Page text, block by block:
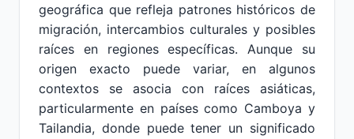
geográfica que refleja patrones históricos de
migración, intercambios culturales y posibles
raíces en regiones específicas. Aunque su
origen exacto puede variar, en algunos
contextos se asocia con raíces asiáticas,
particularmente en países como Camboya y
Tailandia, donde puede tener un significado